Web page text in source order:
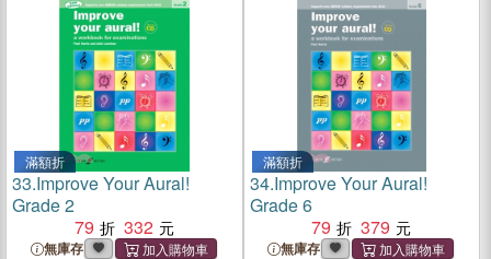
滿額折
33.Improve Your Aural!
Grade 2
79
332
無庫存
滿額折
34.Improve Your Aural!
Grade 6
79
379
無庫存